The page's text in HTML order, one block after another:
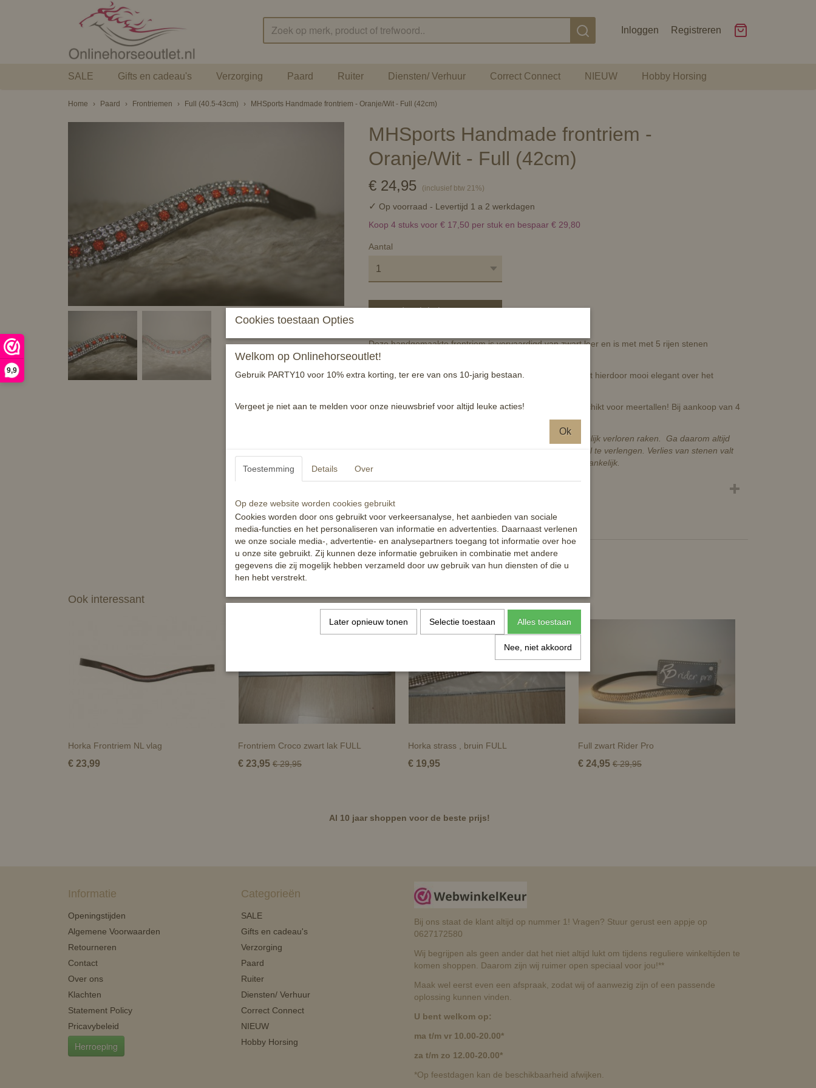
9,9
Inloggen Registreren
SALE Gifts en cadeau's Verzorging Paard Ruiter Diensten/ Verhuur Correct Connect NIEUW Hobby Horsing
Home › Paard › Frontriemen › Full (40.5-43cm) › MHSports Handmade frontriem - Oranje/Wit - Full (42cm)
MHSports Handmade frontriem -
Oranje/Wit - Full (42cm)
€ 24,95 (inclusief btw 21%)
✓ Op voorraad - Levertijd 1 a 2 werkdagen
Koop 4 stuks voor € 17,50 per stuk en bespaar € 29,80
Aantal
In winkelwagen
Deze handgemaakte frontriem is vervaardigd van zwart leer en is met met 5 rijen stenen
opgelegd.
De frontriem heeft een fraaie gevormd wave model en valt hierdoor mooi elegant over het
Er zijn meerdere aantallen beschikbaar en uitermate geschikt voor meertallen! Bij aankoop van 4
Alle stenen zijn met zorg vastgezet, maar kunnen uiteindelijk verloren raken. Ga daarom altijd
zorgvuldig met dit product om, om de levensduur optimaal te verlengen. Verlies van stenen valt
niet onder garantie, daarentegen is de aanschafprijs toegankelijk.
Ook interessant
Horka Frontriem NL vlag
€ 23,99
Frontriem Croco zwart lak FULL
€ 23,95 € 29,95
Horka strass , bruin FULL
€ 19,95
Full zwart Rider Pro
€ 24,95 € 29,95
Al 10 jaar shoppen voor de beste prijs!
Informatie
Openingstijden
Algemene Voorwaarden
Retourneren
Contact
Over ons
Klachten
Statement Policy
Pricavybeleid
Herroeping
Categorieën
SALE
Gifts en cadeau's
Verzorging
Paard
Ruiter
Diensten/ Verhuur
Correct Connect
NIEUW
Hobby Horsing
Bij ons staat de klant altijd op nummer 1! Vragen? Stuur gerust een appje op
0627172580
Wij begrijpen als geen ander dat het niet altijd lukt om tijdens reguliere winkeltijden te
komen shoppen. Daarom zijn wij ruimer open speciaal voor jou!**
Maak wel eerst even een afspraak, zodat wij of aanwezig zijn of een passende
oplossing kunnen vinden.
U bent welkom op:
ma t/m vr 10.00-20.00*
za t/m zo 12.00-20.00*
*Op feestdagen kan de beschikbaarheid afwijken.
Cookies toestaan Opties
Welkom op Onlinehorseoutlet!
Gebruik PARTY10 voor 10% extra korting, ter ere van ons 10-jarig bestaan.
Vergeet je niet aan te melden voor onze nieuwsbrief voor altijd leuke acties!
Ok
Toestemming Details Over
Op deze website worden cookies gebruikt
Cookies worden door ons gebruikt voor verkeersanalyse, het aanbieden van sociale
media-functies en het personaliseren van informatie en advertenties. Daarnaast verlenen
we onze sociale media-, advertentie- en analysepartners toegang tot informatie over hoe
u onze site gebruikt. Zij kunnen deze informatie gebruiken in combinatie met andere
gegevens die zij mogelijk hebben verzameld door uw gebruik van hun diensten of die u
hen hebt verstrekt.
Later opnieuw tonen Selectie toestaan Alles toestaan
Nee, niet akkoord